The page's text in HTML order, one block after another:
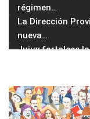
régimen…
La Dirección
nueva…
Jujuy fortalece